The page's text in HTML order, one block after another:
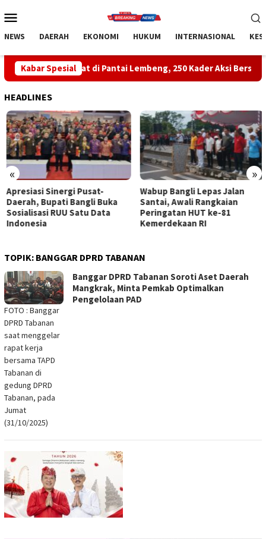
ke
Mobile
NEWS DAERAH EKONOMI HUKUM INTERNASIONAL
Kabar Spesial
di Pantai Lembeng, 250 Kader Aksi Bersih Pantai dan
HEADLINES
« »
Apresiasi Sinergi Pusat-
Daerah, Bupati Bangli Buka
Sosialisasi RUU Satu Data
Indonesia
Wabup Bangli Lepas Jalan
Santai, Awali Rangkaian
Peringatan HUT ke-81
Kemerdekaan RI
TOPIK: BANGGAR DPRD TABANAN
FOTO : Banggar
DPRD Tabanan
saat menggelar
rapat kerja
bersama TAPD
Tabanan di
gedung DPRD
Tabanan, pada
Jumat
(31/10/2025)
Banggar DPRD Tabanan Soroti Aset Daerah
Mangkrak, Minta Pemkab Optimalkan
Pengelolaan PAD